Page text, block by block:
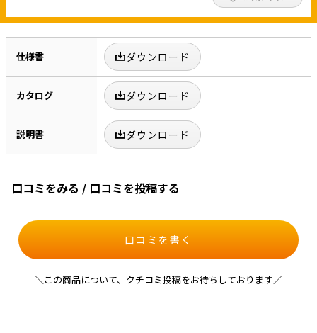
仕様書 ダウンロード
カタログ ダウンロード
説明書 ダウンロード
口コミをみる / 口コミを投稿する
口コミを書く
＼この商品について、クチコミ投稿をお待ちしております／